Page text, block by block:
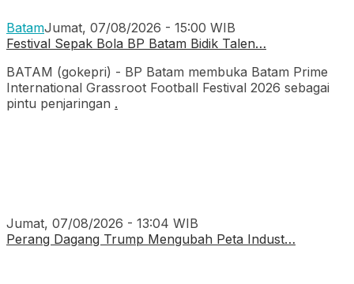
BatamJumat, 07/08/2026 - 15:00 WIB
Festival Sepak Bola BP Batam Bidik Talen…
BATAM (gokepri) - BP Batam membuka Batam Prime
International Grassroot Football Festival 2026 sebagai
pintu penjaringan .
Jumat, 07/08/2026 - 13:04 WIB
Perang Dagang Trump Mengubah Peta Indust…